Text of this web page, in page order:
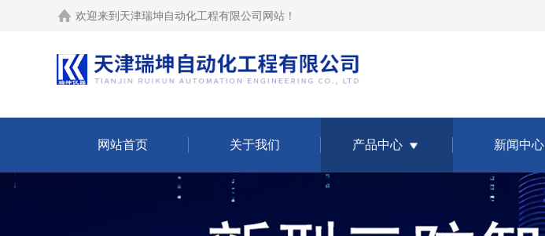
欢迎来到 天津瑞坤自动化工程有限公司网站 ！
网站首页 关于我们 产品中心 新闻中心